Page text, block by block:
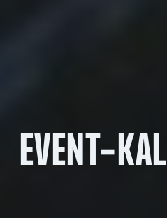
EVENT-